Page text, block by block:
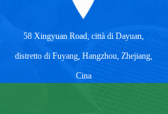
58 Xingyuan Road, città di Dayuan,
distretto di Fuyang, Hangzhou, Zhejiang,
Cina